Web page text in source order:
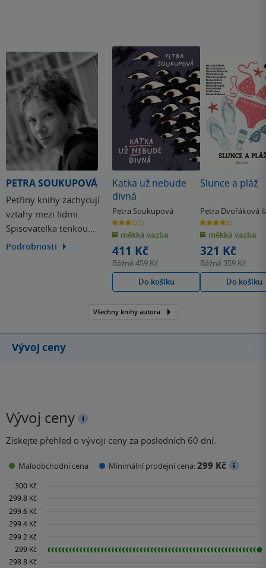
PETRA SOUKUPOVÁ
Petřiny knihy zachycují
vztahy mezi lidmi.
Spisovatelka tenkou
tužkou načrtne motiv, s
Podrobnosti
Katka už nebude
divná
Petra Soukupová
3.0
z
5
hvězdiček
měkká vazba
411 Kč
Běžně459 Kč
Do košíku
Slunce a pláž
Petra Dvořáková
4.3
z
5
hvězdiček
měkká vazba
321 Kč
Běžně 359 Kč
Do košíku
Všechny knihy autora
Vývoj ceny
Vývoj ceny
Získejte přehled o vývoji ceny za posledních 60 dní.
Maloobchodní cena Minimální prodejní cena:299 Kč